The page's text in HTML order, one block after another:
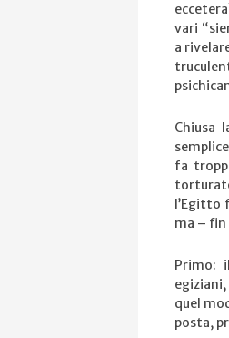
vari
a
Chiusa
fa
l’Egitto
ma – fin
Primo:
quel
posta,